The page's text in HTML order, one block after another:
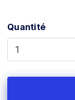
Quantité